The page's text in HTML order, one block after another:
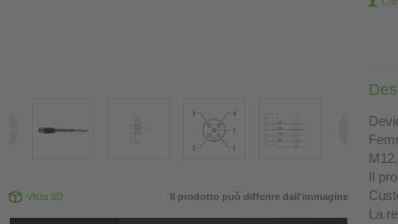
Vista 3D Il prodotto può differire dall'immagine
Il
La